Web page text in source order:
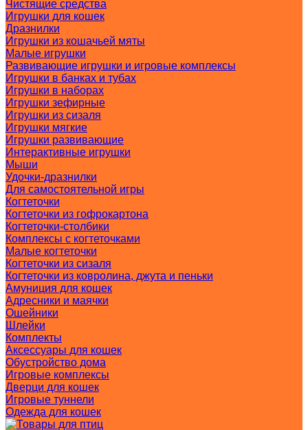
Чистящие средства
Игрушки для кошек
Дразнилки
Игрушки из кошачьей мяты
Малые игрушки
Развивающие игрушки и игровые комплексы
Игрушки в банках и тубах
Игрушки в наборах
Игрушки зефирные
Игрушки из сизаля
Игрушки мягкие
Игрушки развивающие
Интерактивные игрушки
Мыши
Удочки-дразнилки
Для самостоятельной игры
Когтеточки
Когтеточки из гофрокартона
Когтеточки-столбики
Комплексы с когтеточками
Малые когтеточки
Когтеточки из сизаля
Когтеточки из ковролина, джута и пеньки
Амуниция для кошек
Адресники и маячки
Ошейники
Шлейки
Комплекты
Аксессуары для кошек
Обустройство дома
Игровые комплексы
Дверци для кошек
Игровые туннели
Одежда для кошек